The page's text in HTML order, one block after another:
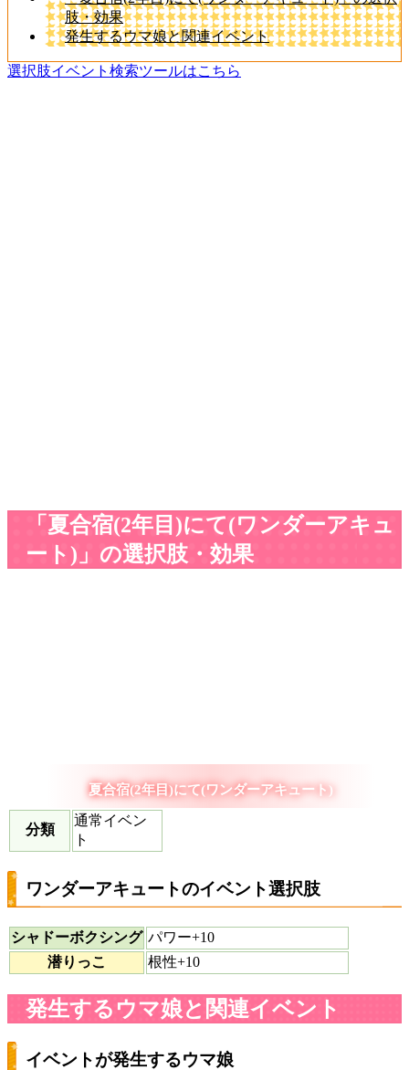
肢・効果
発生するウマ娘と関連イベント
選択肢イベント検索ツールはこちら
「夏合宿(2年目)にて(ワンダーアキュ
ート)」の選択肢・効果
夏合宿(2年目)にて(ワンダーアキュート)
分類
通常イベン
ト
ワンダーアキュートのイベント選択肢
シャドーボクシング パワー+10
潜りっこ
根性+10
発生するウマ娘と関連イベント
イベントが発生するウマ娘